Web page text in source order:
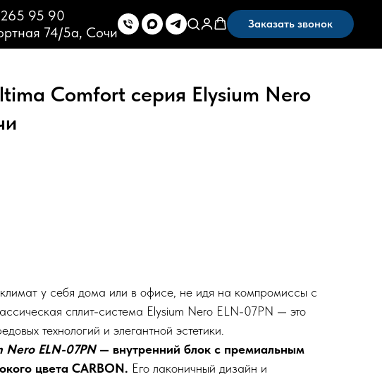
95 90
74/5а, Сочи
Заказать звонок
Comfort серия Elysium Nero
у себя дома или в офисе, не идя на компромиссы с
сплит-система Elysium Nero ELN-07PN — это
технологий и элегантной эстетики.
Nero ELN-07PN— внутренний блок с премиальным
цвета CARBON. Его лаконичный дизайн и